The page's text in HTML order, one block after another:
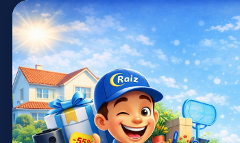
Piscina
Caldeiras